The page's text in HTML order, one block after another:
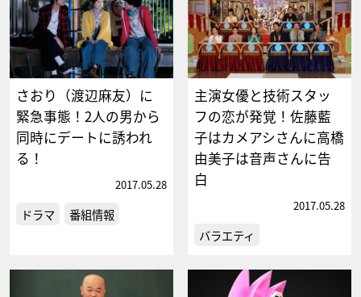
さおり（渡辺麻友）に
緊急事態！2人の男から
同時にデートに誘われ
る！
2017.05.28
ドラマ 番組情報
主演女優と技術スタッ
フの恋が発覚！佐藤藍
子はカメアシさんに高橋
由美子は音声さんに告
白
2017.05.28
バラエティ